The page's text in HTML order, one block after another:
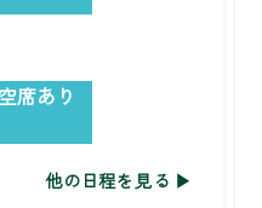
空席あり
他の日程を見る